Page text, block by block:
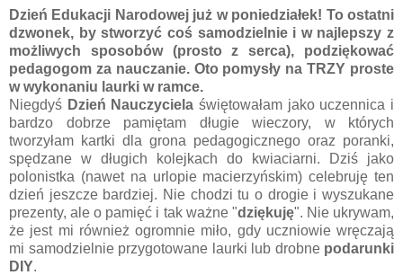
Dzień Edukacji Narodowej już w poniedziałek! To ostatni
dzwonek, by stworzyć coś samodzielnie i w najlepszy z
możliwych sposobów (prosto z serca), podziękować
pedagogom za nauczanie. Oto pomysły na TRZY proste
w wykonaniu laurki w ramce.
Niegdyś Dzień Nauczyciela świętowałam jako uczennica i
bardzo dobrze pamiętam długie wieczory, w których
tworzyłam kartki dla grona pedagogicznego oraz poranki,
spędzane w długich kolejkach do kwiaciarni. Dziś jako
polonistka (nawet na urlopie macierzyńskim) celebruję ten
dzień jeszcze bardziej. Nie chodzi tu o drogie i wyszukane
prezenty, ale o pamięć i tak ważne "dziękuję". Nie ukrywam,
że jest mi również ogromnie miło, gdy uczniowie wręczają
mi samodzielnie przygotowane laurki lub drobne podarunki
DIY.